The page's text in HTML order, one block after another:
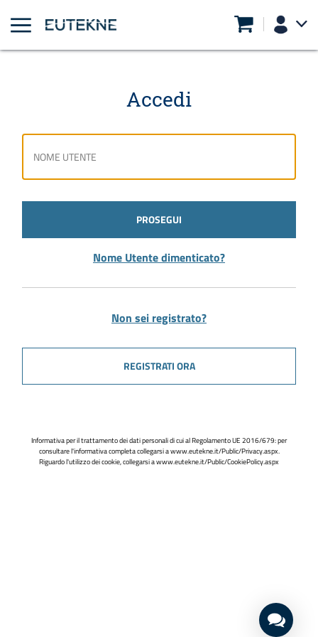
Accedi
PROSEGUI
Nome Utente dimenticato?
Non sei registrato?
REGISTRATI ORA
Informativa per il trattamento dei dati personali di cui al Regolamento UE 2016/679: per
consultare l'informativa completa collegarsi awww.eutekne.it/Public/Privacy.aspx.
Riguardo l'utilizzo dei cookie, collegarsi awww.eutekne.it/Public/CookiePolicy.aspx